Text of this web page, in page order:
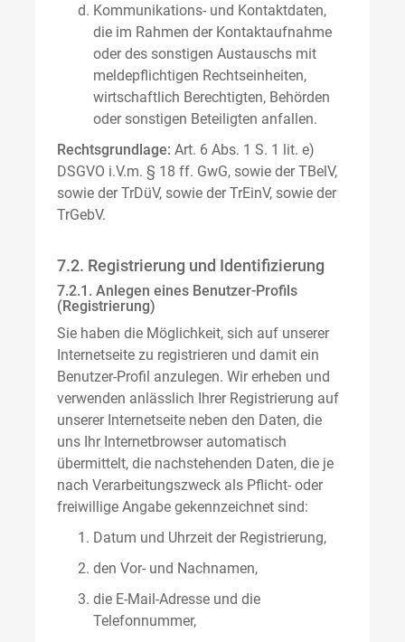
Kommunikations- und Kontaktdaten,
die im Rahmen der Kontaktaufnahme
oder des sonstigen Austauschs mit
meldepflichtigen Rechtseinheiten,
wirtschaftlich Berechtigten, Behörden
oder sonstigen Beteiligten anfallen.
Rechtsgrundlage: Art. 6 Abs. 1 S. 1 lit. e)
DSGVO i.V.m. § 18 ff. GwG, sowie der TBelV,
sowie der TrDüV, sowie der TrEinV, sowie der
TrGebV.
7.2. Registrierung und Identifizierung
7.2.1. Anlegen eines Benutzer-Profils
(Registrierung)
Sie haben die Möglichkeit, sich auf unserer
Internetseite zu registrieren und damit ein
Benutzer-Profil anzulegen. Wir erheben und
verwenden anlässlich Ihrer Registrierung auf
unserer Internetseite neben den Daten, die
uns Ihr Internetbrowser automatisch
übermittelt, die nachstehenden Daten, die je
nach Verarbeitungszweck als Pflicht- oder
freiwillige Angabe gekennzeichnet sind:
Datum und Uhrzeit der Registrierung,
den Vor- und Nachnamen,
die E-Mail-Adresse und die
Telefonnummer,